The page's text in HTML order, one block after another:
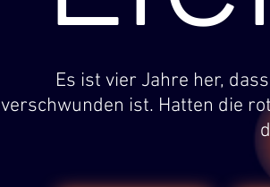
Es ist vier Jahre her,
verschwunden ist. Hatten die